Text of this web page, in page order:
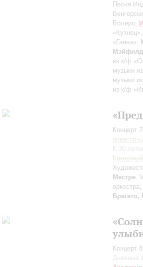
Песня
Болеро;
«Гаянэ»;
Мэйфилд
из к/ф «О
музыки
музыки
из к/ф
Концерт
оркестр
К 30-
Местре:
оркестра;
Концерт
Дневные